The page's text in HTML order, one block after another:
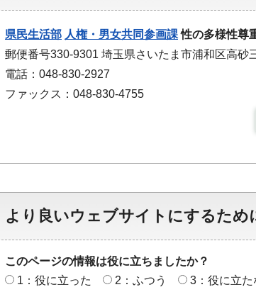
県民生活部 人権・男女共同参画課性の多様性尊
郵便番号330-9301 埼玉県さいたま市浦和区高砂
電話：048-830-2927
ファックス：048-830-4755
より良いウェブサイトにするた
このページの情報は役に立ちましたか？
1：役に立った
2：ふつう
3：役に立た